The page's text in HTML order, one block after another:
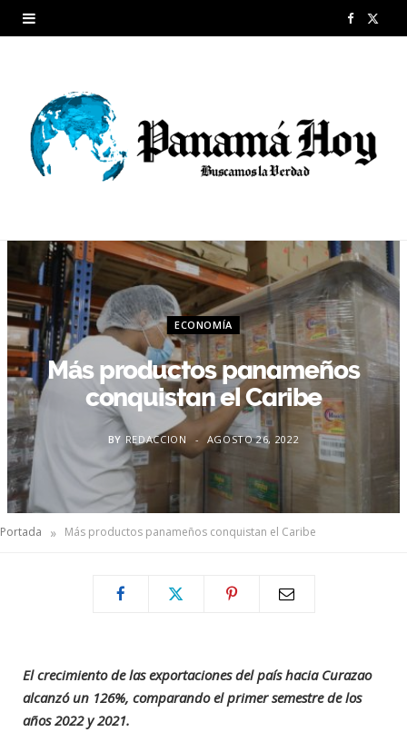
F
b
e
r
ECONOMÍA
Más productos panameños
conquistan el Caribe
BY REDACCION AGOSTO 26, 2022
Portada » Más productos panameños conquistan el Caribe
El crecimiento de las exportaciones del país hacia Curazao
alcanzó un 126%, comparando el primer semestre de los
años 2022 y 2021.